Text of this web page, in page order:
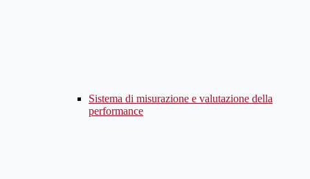
Sistema di misurazione e valutazione della
performance